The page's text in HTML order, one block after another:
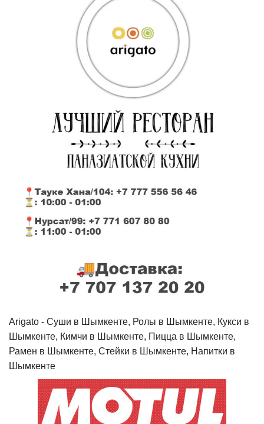
Arigato - Cуши в Шымкенте, Ролы в Шымкенте, Кукси в
Шымкенте, Кимчи в Шымкенте, Пицца в Шымкенте,
Рамен в Шымкенте, Стейки в Шымкенте, Напитки в
Шымкенте